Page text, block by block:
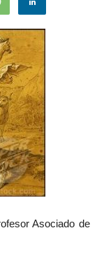
Asociado de